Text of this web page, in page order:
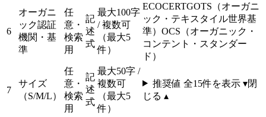
6
オーガニ
ック認証
機関・基
準
任
意・
検索
用
記
述
式
最大100字
/ 複数可
（最大5
件）
ECOCERTGOTS（オーガニ
ック・テキスタイル世界基
準） OCS（オーガニック・
コンテント・スタンダー
ド）
7
サイズ
（S/M/L）
任
意・
検索
用
記
述
式
最大50字 /
複数可
（最大5
件）
推奨値 全15件を表示 ▾閉
じる ▴